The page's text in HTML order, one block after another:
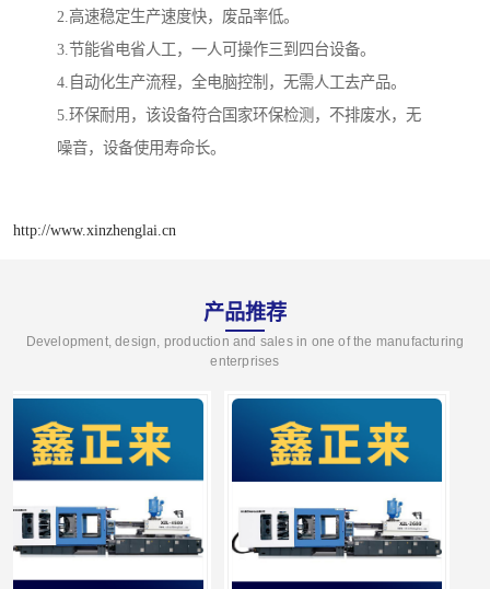
2.高速稳定生产速度快，废品率低。
3.节能省电省人工，一人可操作三到四台设备。
4.自动化生产流程，全电脑控制，无需人工去产品。
5.环保耐用，该设备符合国家环保检测，不排废水，无
噪音，设备使用寿命长。
http://www.xinzhenglai.cn
产品推荐
Development, design, production and sales in one of the manufacturing
enterprises